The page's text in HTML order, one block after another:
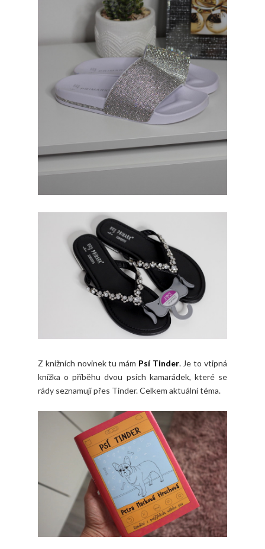
Z knižních novinek tu mám Psí Tinder. Je to vtipná
knížka o příběhu dvou psích kamarádek, které se
rády seznamují přes Tinder. Celkem aktuální téma.